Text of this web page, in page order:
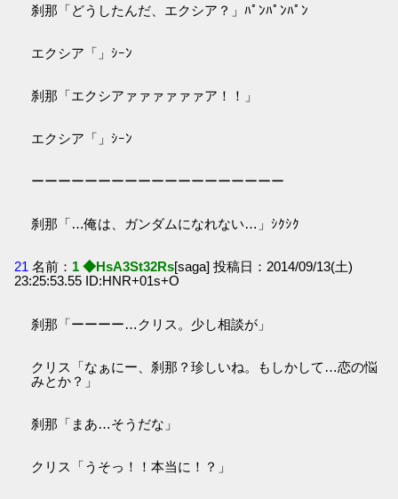
刹那「どうしたんだ、エクシア？」ﾊﾟﾝﾊﾟﾝﾊﾟﾝ
エクシア「」ｼｰﾝ
刹那「エクシアァァァァァァア！！」
エクシア「」ｼｰﾝ
ーーーーーーーーーーーーーーーーーーー
刹那「…俺は、ガンダムになれない…」ｼｸｼｸ
21 名前： 1 ◆HsA3St32Rs[saga] 投稿日：2014/09/13(土)
23:25:53.55 ID:HNR+01s+O
刹那「ーーーー…クリス。少し相談が」
クリス「なぁにー、刹那？珍しいね。もしかして…恋の悩
みとか？」
刹那「まあ…そうだな」
クリス「うそっ！！本当に！？」